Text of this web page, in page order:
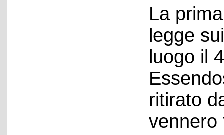
La
legge
luogo il
ritirato
vennero